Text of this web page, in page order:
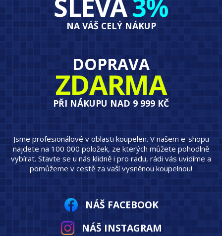
SLEVA3%
NA VÁŠ CELÝ NÁKUP
DOPRAVA
ZDARMA
PŘI NÁKUPU NAD 9 999 KČ
Jsme profesionálové v oblasti koupelen. V našem e-shopu
najdete na 100 000 položek, ze kterých můžete pohodlně
vybírat. Stavte se u nás klidně i pro radu, rádi vás uvidíme a
pomůžeme v cestě za vaší vysněnou koupelnou!
NÁŠ FACEBOOK
NÁŠ INSTAGRAM